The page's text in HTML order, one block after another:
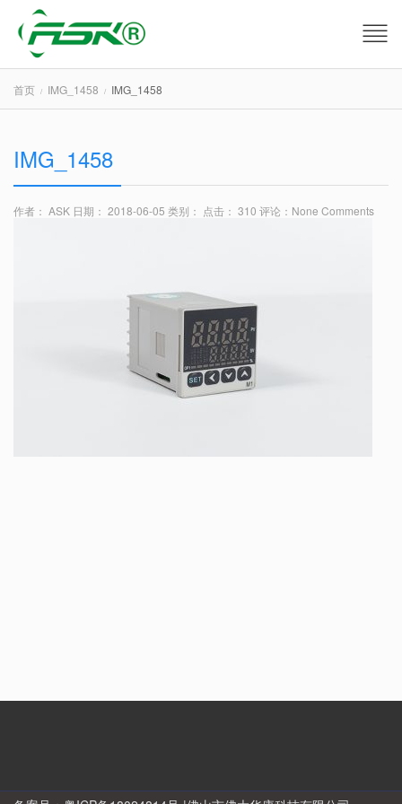
首页 IMG_1458 IMG_1458
IMG_1458
作者： ASK 日期： 2018-06-05 类别： 点击： 310 评论： None Comments